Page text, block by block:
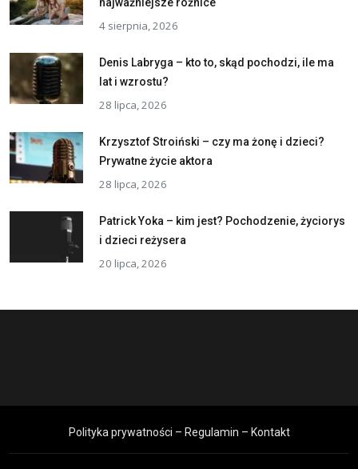
4 sierpnia, 2026
Denis Labryga – kto to, skąd pochodzi, ile ma
lat i wzrostu?
28 lipca, 2026
Krzysztof Stroiński – czy ma żonę i dzieci?
Prywatne życie aktora
28 lipca, 2026
Patrick Yoka – kim jest? Pochodzenie, życiorys
i dzieci reżysera
20 lipca, 2026
Polityka prywatności – Regulamin – Kontakt